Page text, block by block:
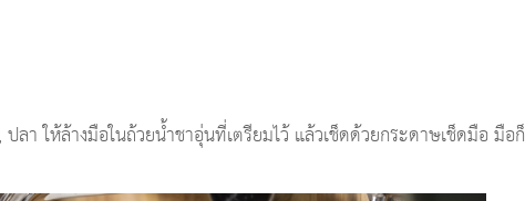
ลา ให้ล้างมือในถ้วยน้ำชาอุ่นที่เตรียมไว้ แล้วเช็ดด้วยกระดาษเช็ดมือ มือก็